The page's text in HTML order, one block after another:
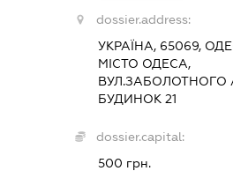
dossier.address:
УКРАЇНА, 65069,
МІСТО ОДЕСА,
ВУЛ.ЗАБОЛОТНОГО
БУДИНОК 21
dossier.capital:
500 грн.